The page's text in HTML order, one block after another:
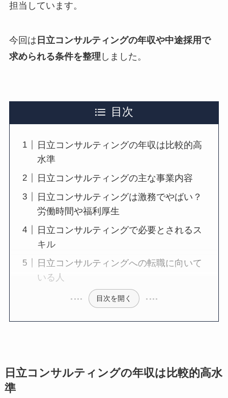
担当しています。
今回は 日立コンサルティングの年収や中途採用で
求められる条件を整理 しました。
目次
日立コンサルティングの年収は比較的高
水準
日立コンサルティングの主な事業内容
日立コンサルティングは激務でやばい？
労働時間や福利厚生
日立コンサルティングで必要とされるス
キル
日立コンサルティングへの転職に向いて
いる人
目次を開く
日立コンサルティングの年収は比較的高水
準